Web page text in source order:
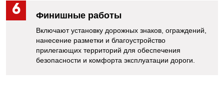
Финишные работы
Включают установку дорожных знаков, ограждений,
нанесение разметки и благоустройство
прилегающих территорий для обеспечения
безопасности и комфорта эксплуатации дороги.